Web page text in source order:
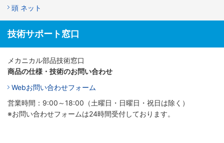
頭 ネット
技術サポート窓口
メカニカル部品技術窓口
商品の仕様・技術のお問い合わせ
Webお問い合わせフォーム
営業時間：9:00～18:00（土曜日・日曜日・祝日は除く）
※お問い合わせフォームは24時間受付しております。